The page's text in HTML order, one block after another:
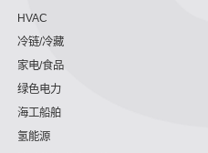
HVAC
冷链/冷藏
家电/食品
绿色电力
海工船舶
氢能源